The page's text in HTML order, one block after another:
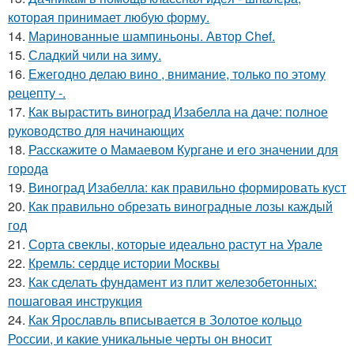
которая принимает любую форму.
14. Маринованные шампиньоны. Автор Chef.
15. Сладкий чили на зиму.
16. Ежегодно делаю вино , внимание, только по этому
рецепту -.
17. Как вырастить виноград Изабелла на даче: полное
руководство для начинающих
18. Расскажите о Мамаевом Кургане и его значении для
города
19. Виноград Изабелла: как правильно формировать куст
20. Как правильно обрезать виноградные лозы каждый
год
21. Сорта свеклы, которые идеально растут на Урале
22. Кремль: сердце истории Москвы
23. Как сделать фундамент из плит железобетонных:
пошаговая инструкция
24. Как Ярославль вписывается в Золотое кольцо
России, и какие уникальные черты он вносит